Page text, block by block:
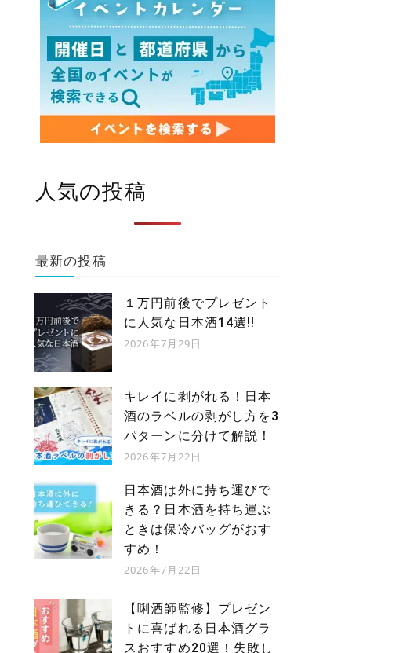
つきや酒店
世田谷区
経堂
小田急線
小田急電鉄
経堂駅南口から徒歩5分（400m）
世田谷区
下高井戸
他...
下高井戸駅から徒歩1分（74m）
人気の投稿
最新の投稿
１万円前後でプレゼント
に人気な日本酒14選!!
2026年7月29日
キレイに剥がれる！日本
酒のラベルの剥がし方を3
パターンに分けて解説！
2026年7月22日
日本酒は外に持ち運びで
きる？日本酒を持ち運ぶ
ときは保冷バッグがおす
すめ！
2026年7月22日
【唎酒師監修】プレゼン
トに喜ばれる日本酒グラ
スおすすめ20選！失敗し